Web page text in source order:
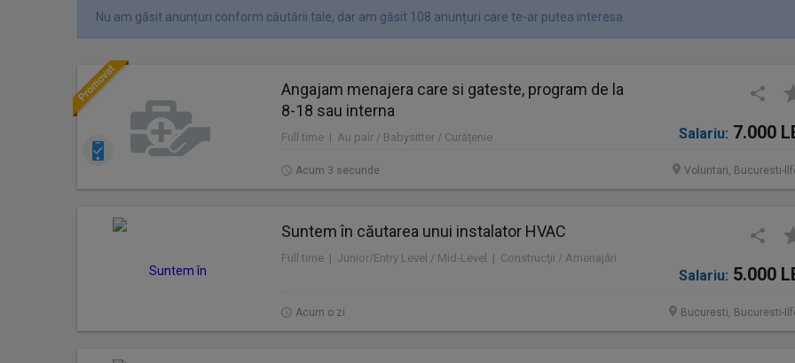
Nu am găsit anunțuri conform căutării tale, dar am găsit 108 anunțuri care te-ar putea interesa.
Angajam menajera care si gateste, program de la
8-18 sau interna
Full time | Au pair / Babysitter / Curăţenie Salariu: 7.000
Acum 3 secunde Voluntari, Bucuresti-
Suntem în căutarea unui instalator HVAC
Full time | Junior/Entry Level / Mid-Level | Construcţii / Amenajări
Salariu: 5.000
Acum o zi Bucuresti, Bucuresti-